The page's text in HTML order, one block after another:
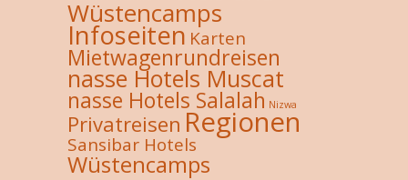
Wüstencamps
Infoseiten Karten
Mietwagenrundreisen
nasse Hotels Muscat
nasse Hotels Salalah Nizwa
Privatreisen Regionen
Sansibar Hotels
Wüstencamps